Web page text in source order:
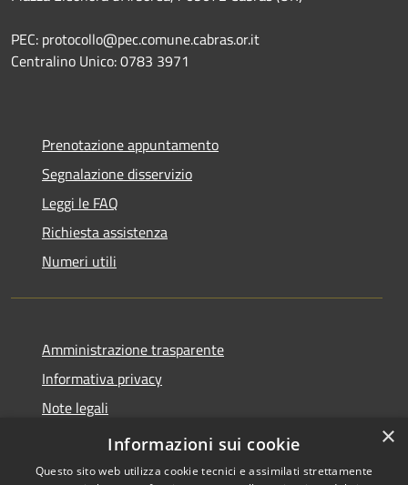
PEC: protocollo@pec.comune.cabras.or.it
Centralino Unico: 0783 3971
Prenotazione appuntamento
Segnalazione disservizio
Leggi le FAQ
Richiesta assistenza
Numeri utili
Amministrazione trasparente
Informativa privacy
Note legali
Dichiarazione di accessibilità
×
Informazioni sui cookie
Questo sito web utilizza cookie tecnici e assimilati strettamente